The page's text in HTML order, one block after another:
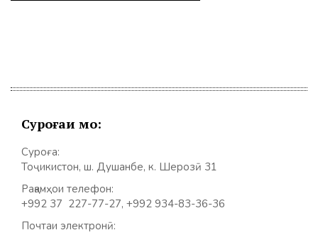
Суроғаи мо:
Суроға:
Тоҷикистон, ш. Душанбе, к. Шерозӣ 31
Рақамҳои телефон:
+992 37 227-77-27, +992 934-83-36-36
Почтаи электронӣ: